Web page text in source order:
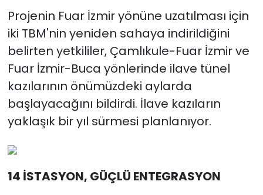
Projenin Fuar İzmir yönüne uzatılması için
iki TBM'nin yeniden sahaya indirildiğini
belirten yetkililer, Çamlıkule-Fuar İzmir ve
Fuar İzmir-Buca yönlerinde ilave tünel
kazılarının önümüzdeki aylarda
başlayacağını bildirdi. İlave kazıların
yaklaşık bir yıl sürmesi planlanıyor.
14 İSTASYON, GÜÇLÜ ENTEGRASYON